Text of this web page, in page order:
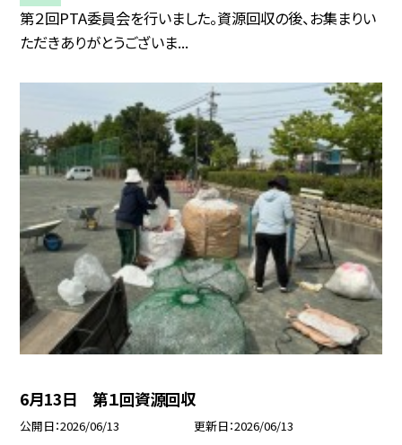
第２回PTA委員会を行いました。資源回収の後、お集まりい
ただきありがとうございま...
6月13日 第１回資源回収
公開日 2026/06/13 更新日 2026/06/13